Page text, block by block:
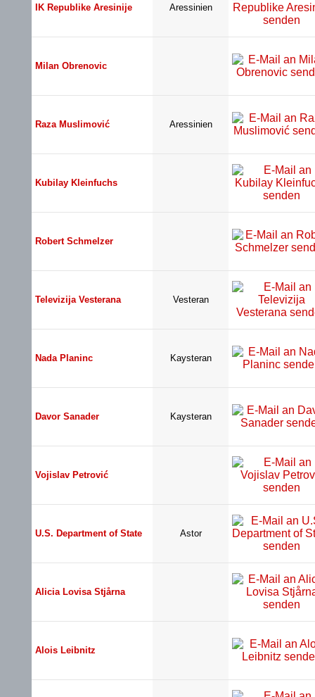
IK Republike Aresinije Aressinien
Milan Obrenovic
Raza Muslimović Aressinien
Kubilay Kleinfuchs
Robert Schmelzer
Televizija Vesterana Vesteran
Nada Planinc Kaysteran
Davor Sanader Kaysteran
Vojislav Petrović
U.S. Department of State Astor
Alicia Lovisa Stjårna
Alois Leibnitz